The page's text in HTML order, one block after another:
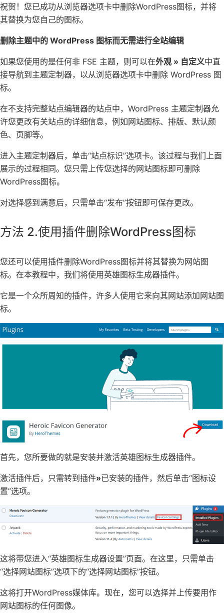
祝贺！您已成功从浏览器选项卡中删除WordPress图标，并将
其替换为您自己的图标。
删除主题中的 WordPress 图标而无需进行全站编辑
如果您使用的是任何非 FSE 主题，则可以在外观 » 自定义中直
接导航到主题定制器，以从浏览器选项卡中删除 WordPress 图
标。
在不支持完整站点编辑器的站点中， WordPress 主题定制器允
许您更改有关站点的详细信息，例如网站图标、排版、默认颜
色、页脚等。
进入主题定制器后，单击“站点标识”选项卡。该过程与我们上面
展示的过程相同。您只需上传您选择的网站图标即可删除
WordPress图标。
对选择感到满意后，只需单击“发布”按钮即可保存更改。
方法 2.使用插件删除WordPress图标
您还可以使用插件删除WordPress图标并将其替换为网站图
标。在本教程中，我们将使用 英雄图标生成器插件。
它是一个众所周知的插件，许多人使用它来向其网站添加网站图
标。
首先，您所要做的就是安装并激活英雄图标生成器插件。
激活插件后，只需转到插件»已安装的插件，然后单击“图标设
置”选项。
这将带您进入“英雄图标生成器设置”页面。在这里，只需单击
“选择网站图标”选项下的“选择网站图标”按钮。
这将打开WordPress媒体库。 现在，您可以选择并上传要用作
网站图标的任何图像。